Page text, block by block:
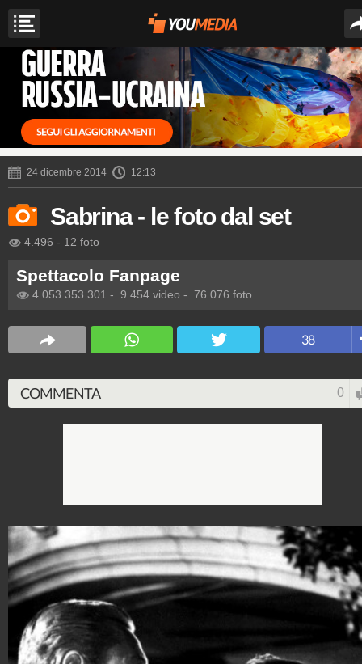
24 dicembre 2014 12:13
Sabrina - le foto dal set
4.496 - 12 foto
Spettacolo Fanpage
4.053.353.301 - 9.454 video - 76.076 foto
38
COMMENTA 0